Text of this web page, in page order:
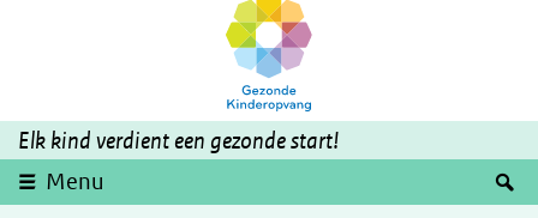
Overslaan en naar de inhoud gaan
Direct naar de hoofdnavigatie
Elk kind verdient een gezonde start!
Menu